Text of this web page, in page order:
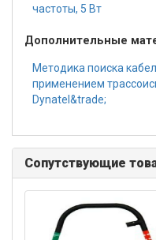
частоты, 5 Вт
Дополнительные
Методика поиска
применением
Dynatel&trade;
Сопутствующие